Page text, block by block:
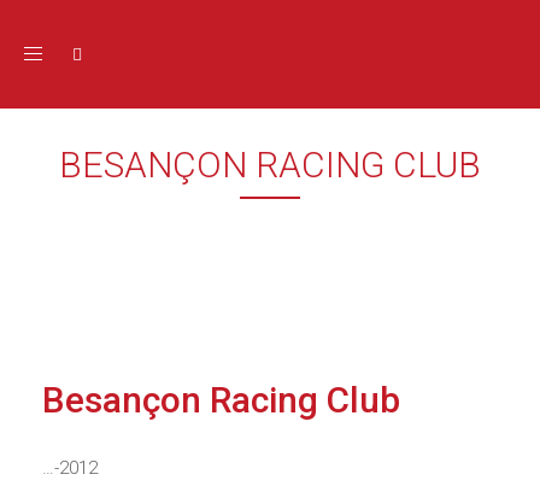
Toggle navigation
BESANÇON RACING CLUB
Besançon Racing Club
…-2012